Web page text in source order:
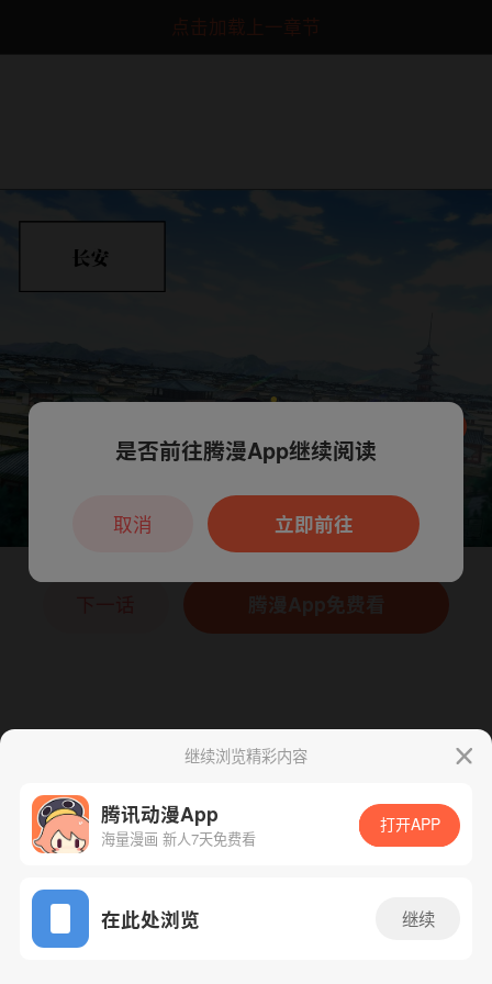
点击加载上一章节
App免费看
腾漫App免费看
继续浏览精彩内容
腾讯动漫App
海量漫画 新人7天免费看
打开APP
在此处浏览 继续
本章节仅支持App阅读，可打开App新用
户7天免费看
是否前往腾漫App继续阅读
立即前往
取消